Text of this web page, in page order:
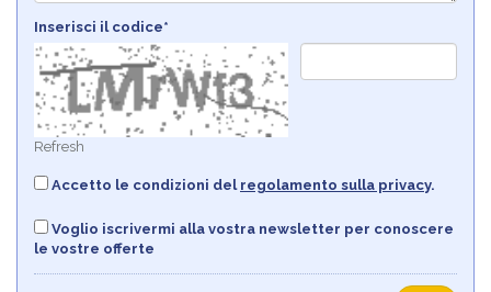
Inserisci il codice*
Refresh
Accetto le condizioni del regolamento sulla privacy.
Voglio iscrivermi alla vostra newsletter per conoscere
le vostre offerte